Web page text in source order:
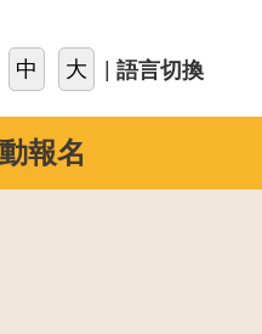
語言切換
報名